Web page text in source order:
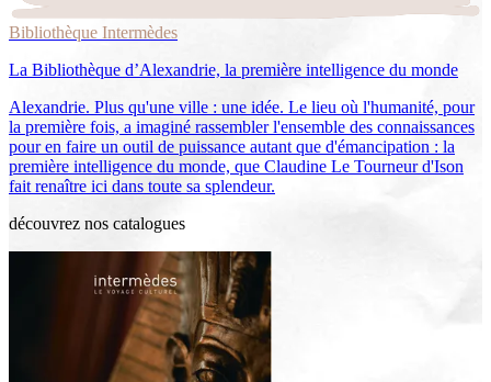
Bibliothèque Intermèdes
La Bibliothèque d’Alexandrie, la première intelligence du monde
Alexandrie. Plus qu'une ville : une idée. Le lieu où l'humanité, pour
la première fois, a imaginé rassembler l'ensemble des connaissances
pour en faire un outil de puissance autant que d'émancipation : la
première intelligence du monde, que Claudine Le Tourneur d'Ison
fait renaître ici dans toute sa splendeur.
découvrez nos catalogues